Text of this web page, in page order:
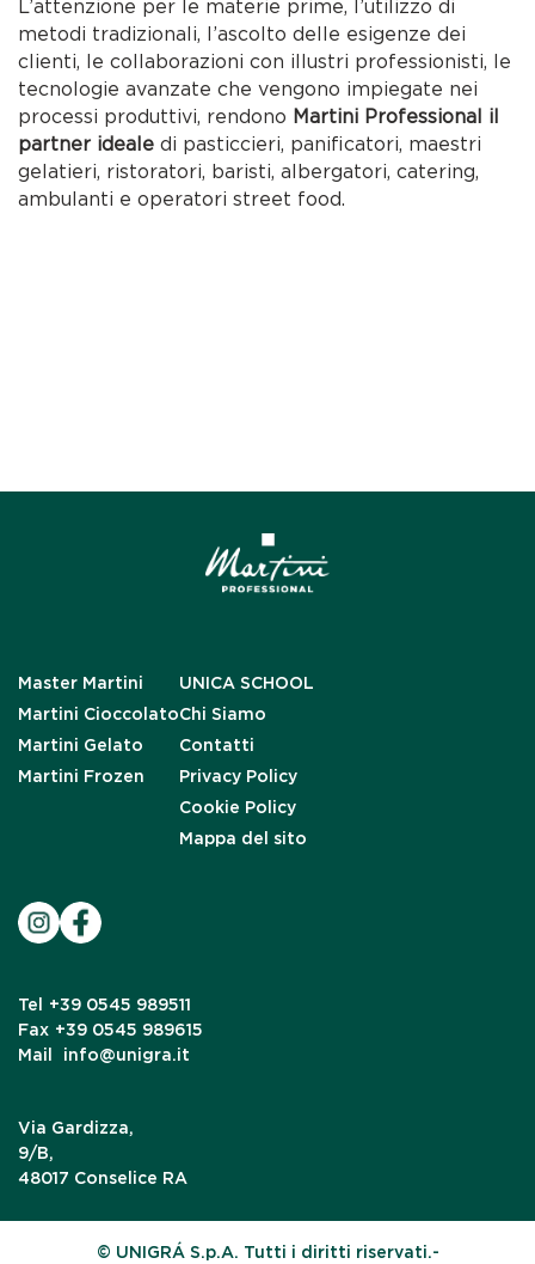
L’attenzione per le materie prime, l’utilizzo di
metodi tradizionali, l’ascolto delle esigenze dei
clienti, le collaborazioni con illustri professionisti, le
tecnologie avanzate che vengono impiegate nei
processi produttivi, rendono Martini Professional il
partner ideale di pasticcieri, panificatori, maestri
gelatieri, ristoratori, baristi, albergatori, catering,
ambulanti e operatori street food.
Master Martini
Martini Cioccolato
Martini Gelato
Martini Frozen
UNICA SCHOOL
Chi Siamo
Contatti
Privacy Policy
Cookie Policy
Mappa del sito
Tel
+39 0545 989511
Fax +39 0545 989615
Mail
info@unigra.it
Via Gardizza,
9/B,
48017 Conselice RA
© UNIGRÁ S.p.A. Tutti i diritti riservati.-